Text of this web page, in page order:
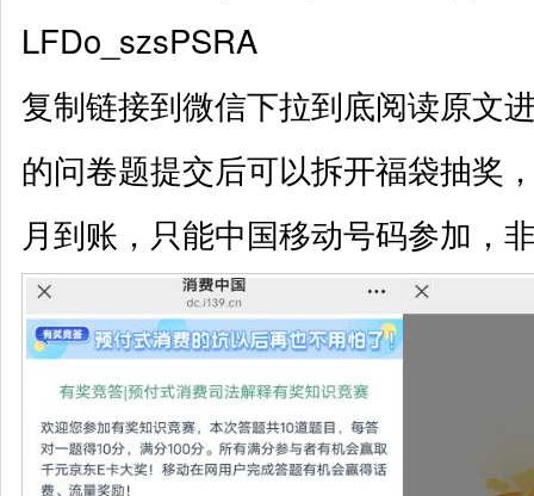
LFDo_szsPSRA
复制链接到微信下拉到底阅读原文
的问卷题提交后可以拆开福袋抽奖
月到账，只能中国移动号码参加，